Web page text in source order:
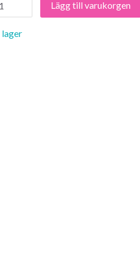
Lägg till varukorgen
lager